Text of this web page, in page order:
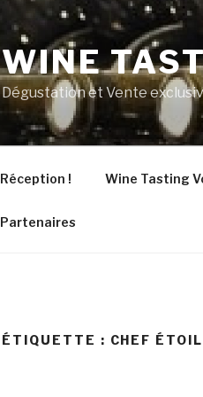
WINE
Dégustation et Vente
Réception ! Wine Tasting
Partenaires
ÉTIQUETTE : CHEF